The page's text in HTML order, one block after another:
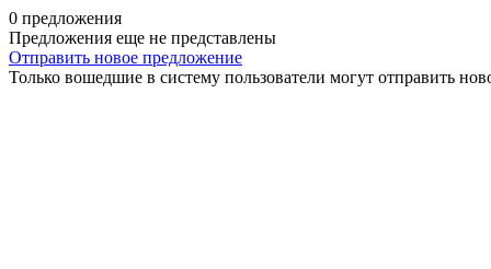
0 предложения
Предложения еще не представлены
Отправить новое предложение
Только вошедшие в систему пользователи могут отправить